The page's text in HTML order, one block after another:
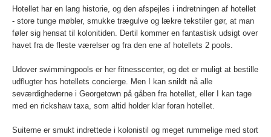
Hotellet har en lang historie, og den afspejles i indretningen af hotellet
- store tunge møbler, smukke trægulve og lækre tekstiler gør, at man
føler sig hensat til kolonitiden. Dertil kommer en fantastisk udsigt over
havet fra de fleste værelser og fra den ene af hotellets 2 pools.
Udover swimmingpools er her fitnesscenter, og det er muligt at bestille
udflugter hos hotellets concierge. Men I kan snildt nå alle
seværdighederne i Georgetown på gåben fra hotellet, eller I kan tage
med en rickshaw taxa, som altid holder klar foran hotellet.
Suiterne er smukt indrettede i kolonistil og meget rummelige med stort